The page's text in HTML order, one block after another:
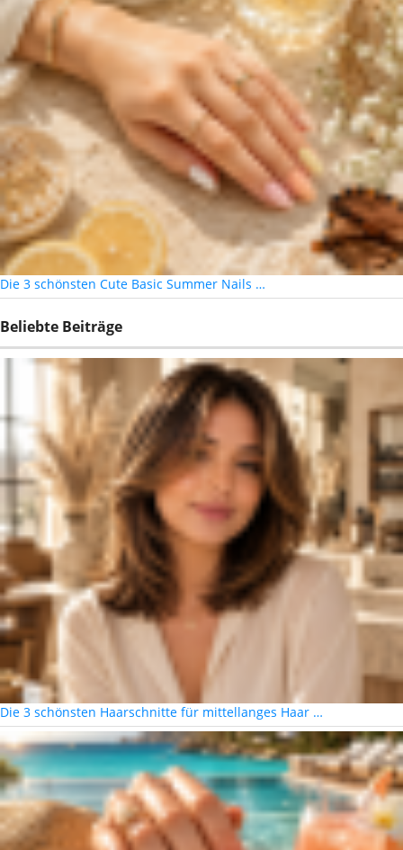
Die 3 schönsten Cute Basic Summer Nails …
Beliebte Beiträge
Die 3 schönsten Haarschnitte für mittellanges Haar …